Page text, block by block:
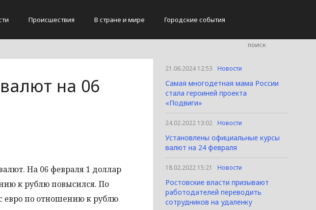
Происшествия В стране и мире Городские события
на 06
На 06 февраля 1 доллар
к рублю повысился. По
евро по отношению к рублю
21.06.2024 12:53 Новости
Самая многодетная мама России
стала героиней проекта
«Подвиги»
24.02.2022 13:02 Новости
Установлены официальные курсы
валют на 24 февраля
18.02.2022 15:21 Новости
Ростовские власти призывают
работодателей переводить
сотрудников на удаленку